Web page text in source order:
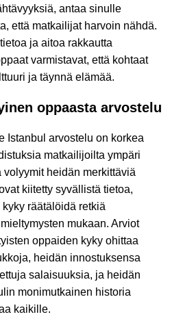
antaa sinulle
että matkailijat harvoin nähdä.
ja aitoa rakkautta
varmistavat, että kohtaat
ja täynnä elämää.
oppaasta arvostelu
Istanbul arvostelu on korkea
matkailijoilta ympäri
heidän merkittäviä
kiitetty syvällistä tietoa,
räätälöidä retkiä
mukaan. Arviot
oppaiden kyky ohittaa
heidän innostuksensa
salaisuuksia, ja heidän
monimutkainen historia
kaikille.